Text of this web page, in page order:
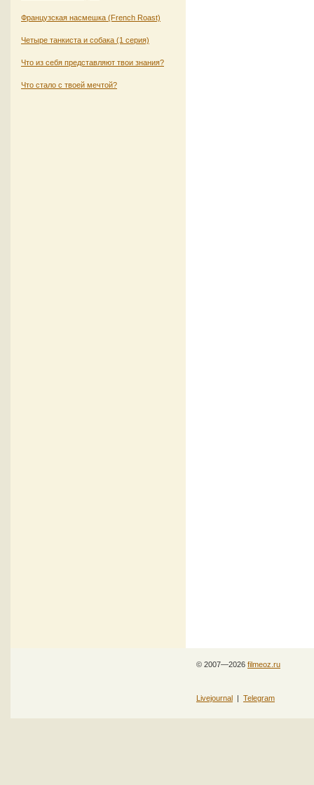
Французская насмешка (French Roast)
Четыре танкиста и собака (1 серия)
Что из себя представляют твои знания?
Что стало с твоей мечтой?
© 2007—2026 filmeoz.ru
Livejournal | Telegram